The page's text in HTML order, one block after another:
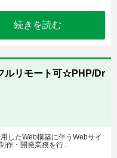
続きを読む
ルリモート可☆PHP/Dr
したWeb構築に伴うWebサイ
作・開発業務を行...